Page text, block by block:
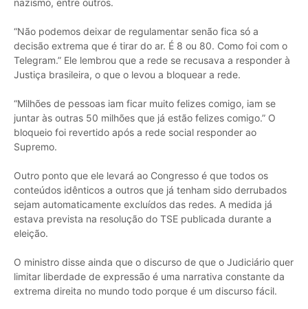
nazismo, entre outros.
“Não podemos deixar de regulamentar senão fica só a
decisão extrema que é tirar do ar. É 8 ou 80. Como foi com o
Telegram.” Ele lembrou que a rede se recusava a responder à
Justiça brasileira, o que o levou a bloquear a rede.
“Milhões de pessoas iam ficar muito felizes comigo, iam se
juntar às outras 50 milhões que já estão felizes comigo.” O
bloqueio foi revertido após a rede social responder ao
Supremo.
Outro ponto que ele levará ao Congresso é que todos os
conteúdos idênticos a outros que já tenham sido derrubados
sejam automaticamente excluídos das redes. A medida já
estava prevista na resolução do TSE publicada durante a
eleição.
O ministro disse ainda que o discurso de que o Judiciário quer
limitar liberdade de expressão é uma narrativa constante da
extrema direita no mundo todo porque é um discurso fácil.